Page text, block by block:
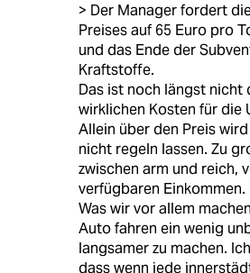
> Der Manager fordert
Preises auf 65 Euro pro
und das Ende der
Kraftstoffe.
Das ist noch längst nicht
wirklichen Kosten für die
Allein über den Preis
nicht regeln lassen. Zu
zwischen arm und reich,
verfügbaren Einkommen.
Was wir vor allem
Auto fahren ein wenig
langsamer zu machen.
dass wenn jede